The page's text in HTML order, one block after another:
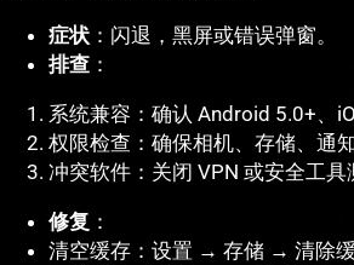
症状 ：闪退，黑屏或错误弹窗。
排查 ：
系统兼容：确认 Android 5.0+、
权限检查：确保相机、存储、通
冲突软件：关闭 VPN 或安全工具
修复 ：
清空缓存：设置 → 存储 → 清除缓